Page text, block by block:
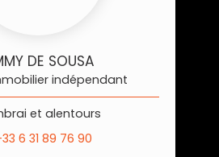
DE SOUSA
indépendant
et alentours
6 31 89 76 90